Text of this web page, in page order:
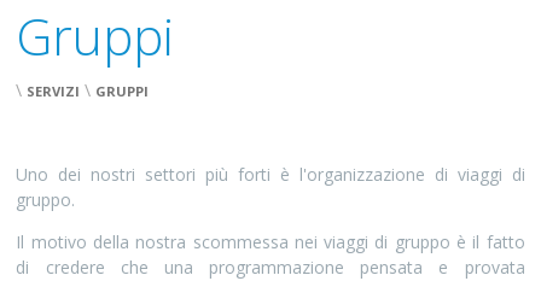
Gruppi
\ SERVIZI \ GRUPPI
Uno dei nostri settori più forti è l'organizzazione di viaggi di
gruppo.
Il motivo della nostra scommessa nei viaggi di gruppo è il fatto
di credere che una programmazione pensata e provata